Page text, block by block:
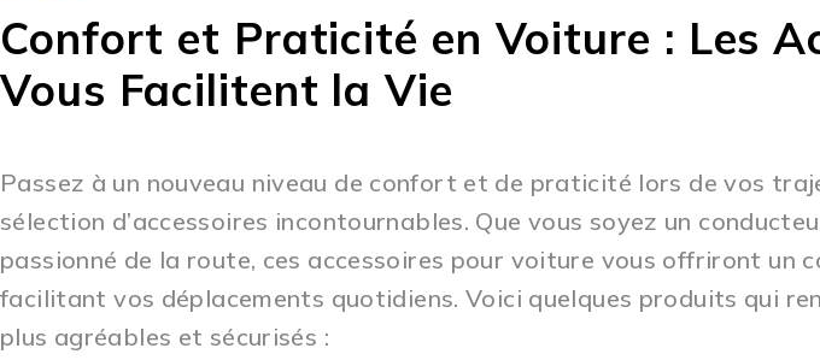
Confort et Praticité en Voiture : Les
Vous Facilitent la Vie
Passez à un nouveau niveau de confort et de praticité lors de vos
sélection d’accessoires incontournables. Que vous soyez un
passionné de la route, ces accessoires pour voiture vous offriront un
facilitant vos déplacements quotidiens. Voici quelques produits qui
plus agréables et sécurisés :